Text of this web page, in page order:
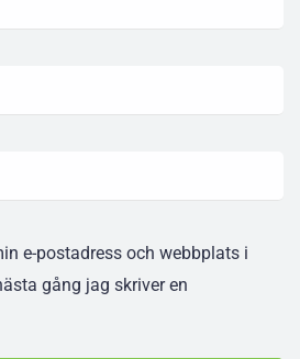
e-postadress och webbplats i
gång jag skriver en